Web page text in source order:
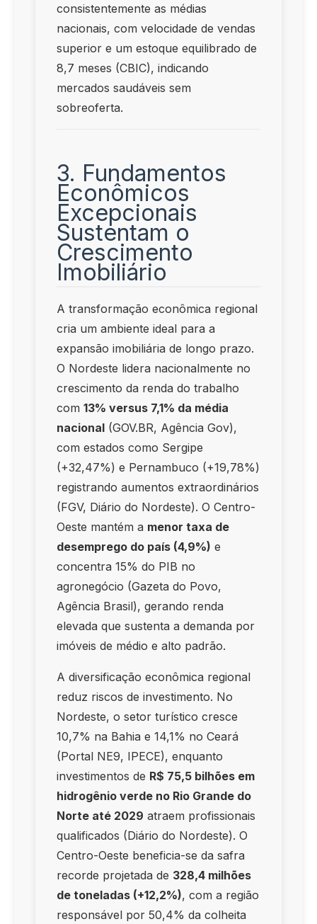
consistentemente as médias
nacionais, com velocidade de vendas
superior e um estoque equilibrado de
8,7 meses (CBIC), indicando
mercados saudáveis sem
sobreoferta.
3. Fundamentos
Econômicos
Excepcionais
Sustentam o
Crescimento
Imobiliário
A transformação econômica regional
cria um ambiente ideal para a
expansão imobiliária de longo prazo.
O Nordeste lidera nacionalmente no
crescimento da renda do trabalho
com 13% versus 7,1% da média
nacional (GOV.BR, Agência Gov),
com estados como Sergipe
(+32,47%) e Pernambuco (+19,78%)
registrando aumentos extraordinários
(FGV, Diário do Nordeste). O Centro-
Oeste mantém a menor taxa de
desemprego do país (4,9%) e
concentra 15% do PIB no
agronegócio (Gazeta do Povo,
Agência Brasil), gerando renda
elevada que sustenta a demanda por
imóveis de médio e alto padrão.
A diversificação econômica regional
reduz riscos de investimento. No
Nordeste, o setor turístico cresce
10,7% na Bahia e 14,1% no Ceará
(Portal NE9, IPECE), enquanto
investimentos de R$ 75,5 bilhões em
hidrogênio verde no Rio Grande do
Norte até 2029 atraem profissionais
qualificados (Diário do Nordeste). O
Centro-Oeste beneficia-se da safra
recorde projetada de 328,4 milhões
de toneladas (+12,2%), com a região
responsável por 50,4% da colheita